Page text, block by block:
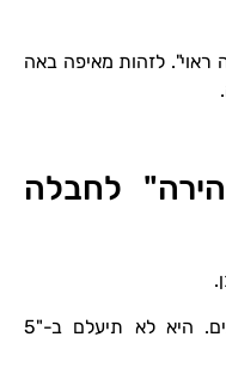
לזהות מאיפה באה
לחבלה
החבלה העצמית נבנתה שנים. היא לא תיעלם ב-"5